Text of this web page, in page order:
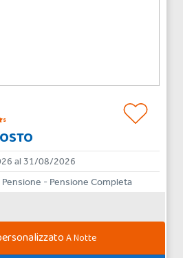
s
al 31/08/2026
Pensione - Pensione Completa
A Notte